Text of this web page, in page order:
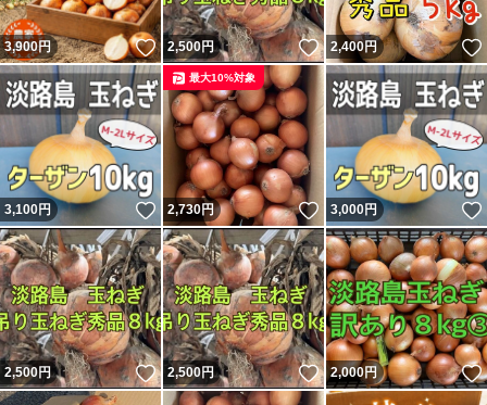
3,900円 いいね！
2,500円 いいね！
2,400円
3,100円 いいね！
2,730円 いいね！
最大10%対象
3,000円
2,500円 いいね！
2,500円 いいね！
2,000円